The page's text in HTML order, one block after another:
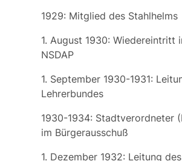
1929: Mitglied des Stahlhelms
1. August 1930: Wiedereintritt
NSDAP
1. September 1930-1931:
Lehrerbundes
1930-1934: Stadtverordneter
im Bürgerausschuß
1. Dezember 1932: Leitung